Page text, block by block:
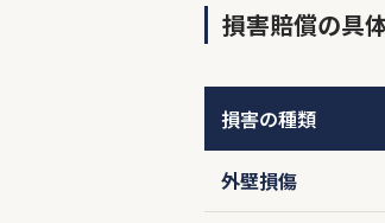
損害賠償の具
損害の種類
外壁損傷